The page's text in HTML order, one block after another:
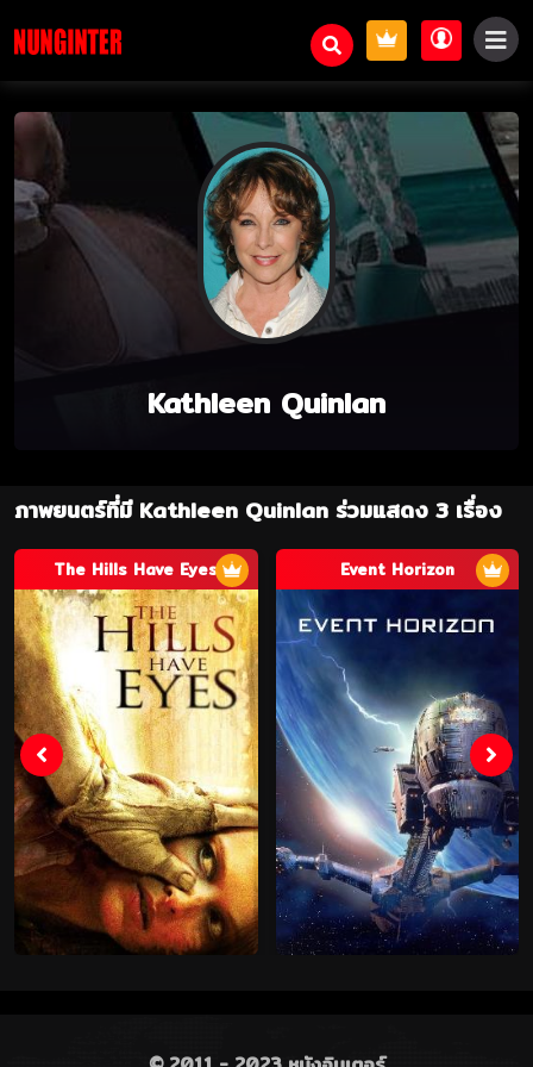
Kathleen Quinlan
ภาพยนตร์ที่มี Kathleen Quinlan ร่วมแสดง 3 เรื่อง
The Hills Have Eyes Event Horizon